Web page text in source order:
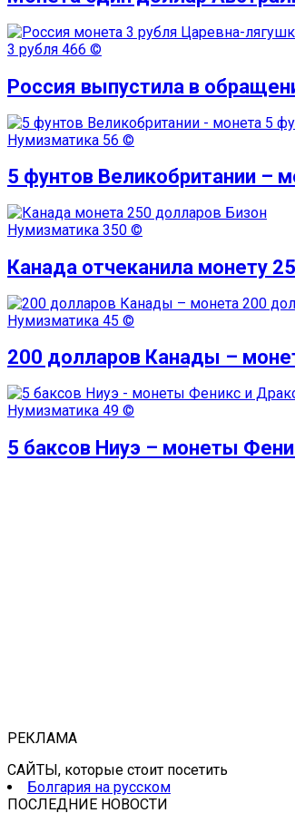
3 рубля 466 ©
Россия выпустила в
Нумизматика 56 ©
5 фунтов Великобритании –
Нумизматика 350 ©
Канада отчеканила монету
Нумизматика 45 ©
200 долларов Канады –
Нумизматика 49 ©
5 баксов Ниуэ – монеты
РЕКЛАМА
САЙТЫ, которые стоит посетить
Болгария на русском
ПОСЛЕДНИЕ НОВОСТИ